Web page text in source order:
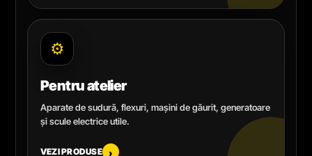
⚙️
Pentru atelier
Aparate de sudură, flexuri, mașini de găurit, generatoare
și scule electrice utile.
VEZI PRODUSE ›